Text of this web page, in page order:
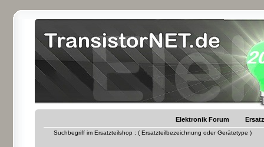
Elektronik Forum
Suchbegriff im Ersatzteilshop : ( Ersatzteilbezeichnung oder Gerätetype )